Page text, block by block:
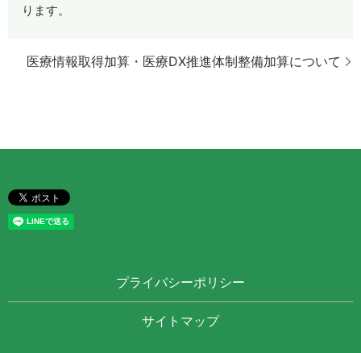
ります。
医療情報取得加算・医療DX推進体制整備加算について
プライバシーポリシー
サイトマップ